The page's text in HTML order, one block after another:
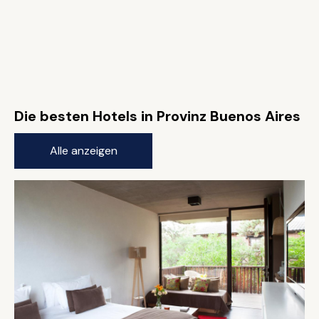
Die besten Hotels in Provinz Buenos Aires
Alle anzeigen